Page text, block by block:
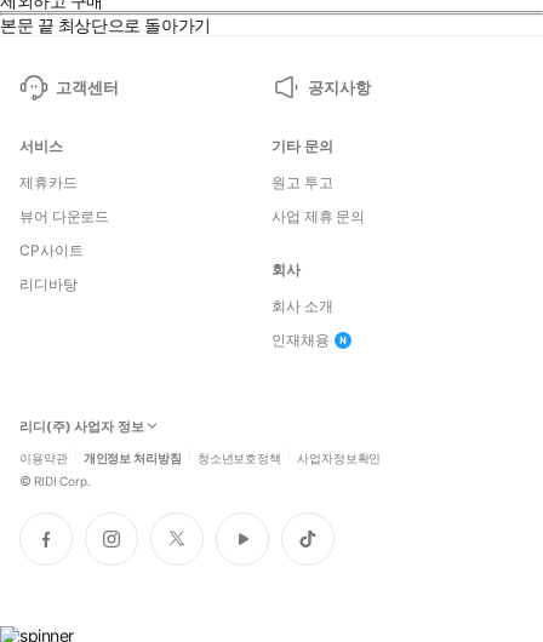
본문 끝 최상단으로 돌아가기
고객센터 공지사항
서비스
제휴카드
뷰어 다운로드
CP사이트
리디바탕
기타 문의
원고 투고
사업 제휴 문의
회사
회사 소개
인재채용
리디(주) 사업자 정보
이용약관 개인정보 처리방침 청소년보호정책 사업자정보확인
© RIDI Corp.
페
이
인
스
트
위
유
튜
틱
톡